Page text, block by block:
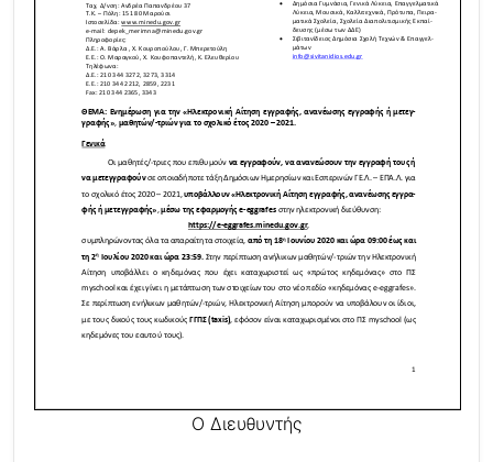
Ο Διευθυντής